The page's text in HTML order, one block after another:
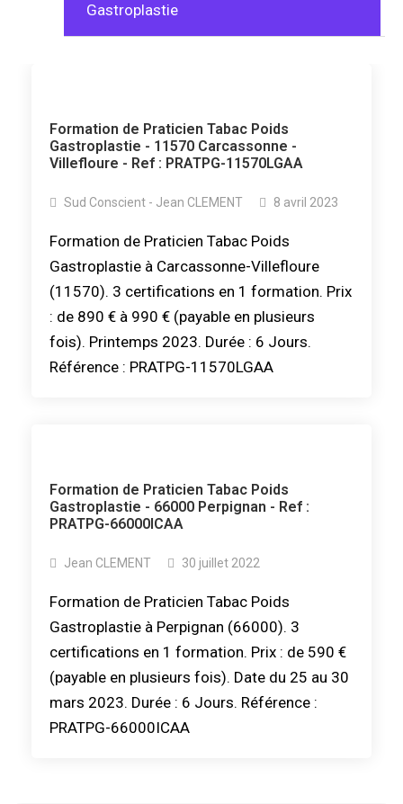
Gastroplastie
Formation de Praticien Tabac Poids
Gastroplastie - 11570 Carcassonne -
Villefloure - Ref : PRATPG-11570LGAA
Sud Conscient - Jean CLEMENT 8 avril 2023
Formation de Praticien Tabac Poids
Gastroplastie à Carcassonne-Villefloure
(11570). 3 certifications en 1 formation. Prix
: de 890 € à 990 € (payable en plusieurs
fois). Printemps 2023. Durée : 6 Jours.
Référence : PRATPG-11570LGAA
Formation de Praticien Tabac Poids
Gastroplastie - 66000 Perpignan - Ref :
PRATPG-66000ICAA
Jean CLEMENT 30 juillet 2022
Formation de Praticien Tabac Poids
Gastroplastie à Perpignan (66000). 3
certifications en 1 formation. Prix : de 590 €
(payable en plusieurs fois). Date du 25 au 30
mars 2023. Durée : 6 Jours. Référence :
PRATPG-66000ICAA